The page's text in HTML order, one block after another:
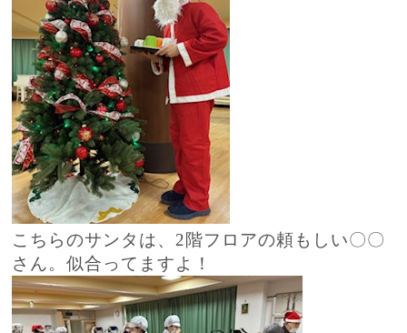
こちらのサンタは、2階フロアの頼もしい〇〇
さん。似合ってますよ！